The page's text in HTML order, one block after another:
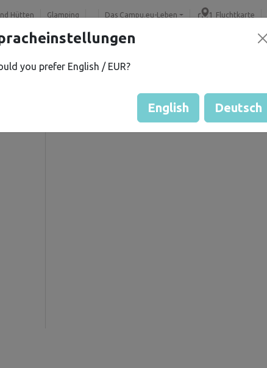
Hütten Glamping Das Campu.eu-Leben Fluchtkarte
Gästebewertung durch
Bewertung der Grundstücke
you prefer English / EUR?
English Deutsch